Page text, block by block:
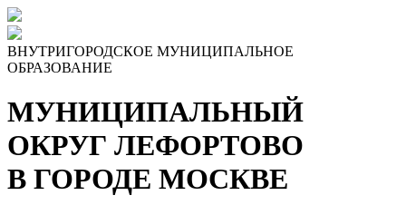
Skip
to
the
content
ВНУТРИГОРОДСКОЕ МУНИЦИПАЛЬНОЕ
ОБРАЗОВАНИЕ
МУНИЦИПАЛЬНЫЙ
ОКРУГ ЛЕФОРТОВО
В ГОРОДЕ МОСКВЕ